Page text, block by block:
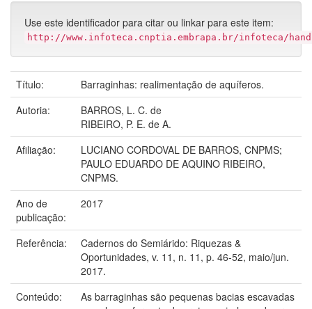
Use este identificador para citar ou linkar para este item:
http://www.infoteca.cnptia.embrapa.br/infoteca/
Título:
Barraginhas: realimentação de aquíferos.
Autoria:
BARROS, L. C. de
RIBEIRO, P. E. de A.
Afiliação:
LUCIANO CORDOVAL DE BARROS, CNPMS;
PAULO EDUARDO DE AQUINO RIBEIRO,
CNPMS.
Ano de
publicação:
2017
Referência:
Cadernos do Semiárido: Riquezas &
Oportunidades, v. 11, n. 11, p. 46-52, maio/jun.
2017.
Conteúdo:
As barraginhas são pequenas bacias escavadas